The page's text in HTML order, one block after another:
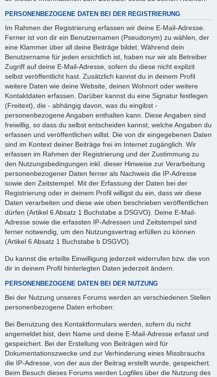
PERSONENBEZOGENE DATEN BEI DER REGISTRIERUNG
Im Rahmen der Registrierung erfassen wir deine E-Mail-Adresse.
Ferner ist von dir ein Benutzernamen (Pseudonym) zu wählen, der
eine Klammer über all deine Beiträge bildet. Während dein
Benutzername für jeden ersichtlich ist, haben nur wir als Betreiber
Zugriff auf deine E-Mail-Adresse, sofern du diese nicht explizit
selbst veröffentlicht hast. Zusätzlich kannst du in deinem Profil
weitere Daten wie deine Website, deinen Wohnort oder weitere
Kontaktdaten erfassen. Darüber kannst du eine Signatur festlegen
(Freitext), die - abhängig davon, was du eingibst -
personenbezogene Angaben enthalten kann. Diese Angaben sind
freiwillig, so dass du selbst entscheiden kannst, welche Angaben du
erfassen und veröffentlichen willst. Die von dir eingegebenen Daten
sind im Kontext deiner Beiträge frei im Internet zugänglich. Wir
erfassen im Rahmen der Registrierung und der Zustimmung zu
den Nutzungsbedingungen inkl. dieser Hinweise zur Verarbeitung
personenbezogener Daten ferner als Nachweis die IP-Adresse
sowie den Zeitstempel. Mit der Erfassung der Daten bei der
Registrierung oder in deinem Profil willigst du ein, dass wir diese
Daten verarbeiten und diese wie oben beschrieben veröffentlichen
dürfen (Artikel 6 Absatz 1 Buchstabe a DSGVO). Deine E-Mail-
Adresse sowie die erfassten IP-Adressen und Zeitstempel sind
ferner notwendig, um den Nutzungsvertrag erfüllen zu können
(Artikel 6 Absatz 1 Buchstabe b DSGVO).
Du kannst die erteilte Einwilligung jederzeit widerrufen bzw. die von
dir in deinem Profil hinterlegten Daten jederzeit ändern.
PERSONENBEZOGENE DATEN BEI DER NUTZUNG
Bei der Nutzung unseres Forums werden an verschiedenen Stellen
personenbezogene Daten erhoben:
Bei Benutzung des Kontaktformulars werden, sofern du nicht
angemeldet bist, dein Name und deine E-Mail-Adresse erfasst und
gespeichert. Bei der Erstellung von Beiträgen wird für
Dokumentationszwecke und zur Verhinderung eines Missbrauchs
die IP-Adresse, von der aus der Beitrag erstellt wurde, gespeichert.
Beim Besuch dieses Forums werden Logfiles über die Nutzung des